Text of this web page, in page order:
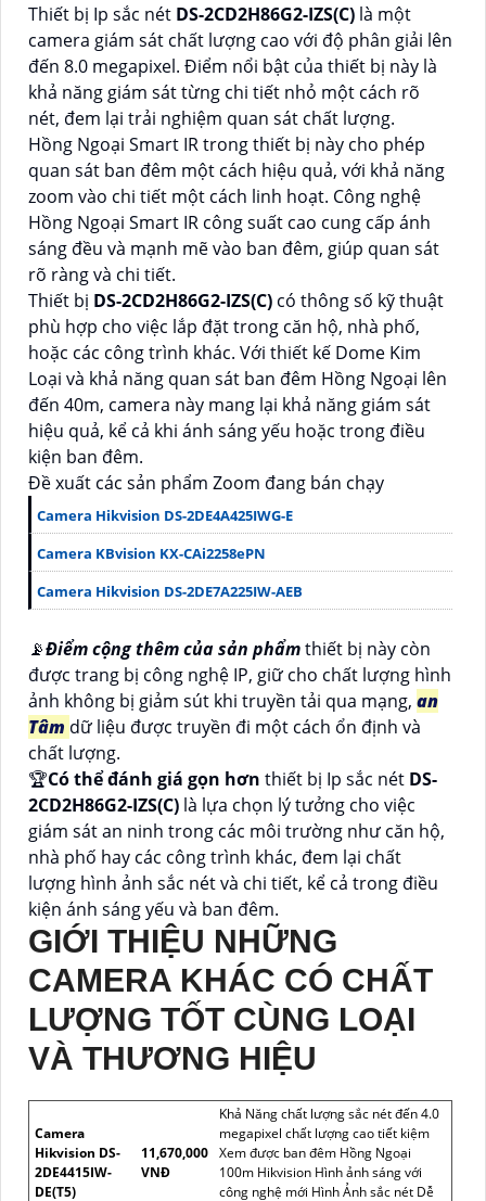
Thiết bị Ip sắc nét DS-2CD2H86G2-IZS(C) là một
camera giám sát chất lượng cao với độ phân giải lên
đến 8.0 megapixel. Điểm nổi bật của thiết bị này là
khả năng giám sát từng chi tiết nhỏ một cách rõ
nét, đem lại trải nghiệm quan sát chất lượng.
Hồng Ngoại Smart IR trong thiết bị này cho phép
quan sát ban đêm một cách hiệu quả, với khả năng
zoom vào chi tiết một cách linh hoạt. Công nghệ
Hồng Ngoại Smart IR công suất cao cung cấp ánh
sáng đều và mạnh mẽ vào ban đêm, giúp quan sát
rõ ràng và chi tiết.
Thiết bị DS-2CD2H86G2-IZS(C) có thông số kỹ thuật
phù hợp cho việc lắp đặt trong căn hộ, nhà phố,
hoặc các công trình khác. Với thiết kế Dome Kim
Loại và khả năng quan sát ban đêm Hồng Ngoại lên
đến 40m, camera này mang lại khả năng giám sát
hiệu quả, kể cả khi ánh sáng yếu hoặc trong điều
kiện ban đêm.
Đề xuất các sản phẩm Zoom đang bán chạy
Camera Hikvision DS-2DE4A425IWG-E
Camera KBvision KX-CAi2258ePN
Camera Hikvision DS-2DE7A225IW-AEB
📡Điểm cộng thêm của sản phẩmthiết bị này còn
được trang bị công nghệ IP, giữ cho chất lượng hình
ảnh không bị giảm sút khi truyền tải qua mạng, an
Tâm dữ liệu được truyền đi một cách ổn định và
chất lượng.
🏆Có thể đánh giá gọn hơn thiết bị Ip sắc nét DS-
2CD2H86G2-IZS(C) là lựa chọn lý tưởng cho việc
giám sát an ninh trong các môi trường như căn hộ,
nhà phố hay các công trình khác, đem lại chất
lượng hình ảnh sắc nét và chi tiết, kể cả trong điều
kiện ánh sáng yếu và ban đêm.
GIỚI THIỆU NHỮNG
CAMERA KHÁC CÓ CHẤT
LƯỢNG TỐT CÙNG LOẠI
VÀ THƯƠNG HIỆU
Camera
Hikvision DS-
2DE4415IW-
DE(T5)
11,670,000
VNĐ
Khả Năng chất lượng sắc nét đến 4.0
megapixel chất lượng cao tiết kiệm
Xem được ban đêm Hồng Ngoại
100m Hikvision Hình ảnh sáng với
công nghệ mới Hình Ảnh sắc nét Dễ